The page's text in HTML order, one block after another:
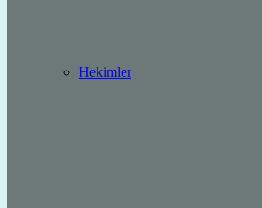
Hekimler